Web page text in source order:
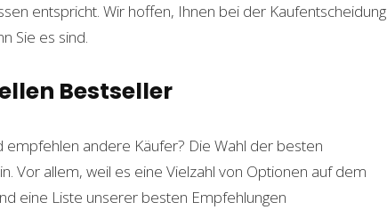
entspricht. Wir hoffen, Ihnen bei der Kaufentscheidung
Sie es sind.
Bestseller
andere Käufer? Die Wahl der besten
Vor allem, weil es eine Vielzahl von Optionen auf dem
eine Liste unserer besten Empfehlungen